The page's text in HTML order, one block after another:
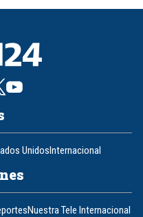
UnidosInternacional
Nuestra Tele Internacional